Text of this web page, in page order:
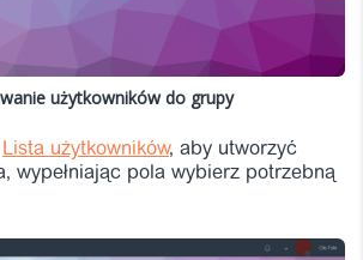
użytkowników do grupy
Lista użytkowników, aby utworzyć
, wypełniając pola wybierz potrzebną